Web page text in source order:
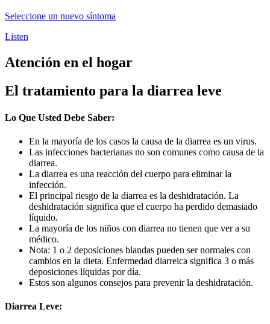
Seleccione un nuevo síntoma
Listen
Atención en el hogar
El tratamiento para la diarrea leve
Lo Que Usted Debe Saber:
En la mayoría de los casos la causa de la diarrea es un virus.
Las infecciones bacterianas no son comunes como causa de la
diarrea.
La diarrea es una reacción del cuerpo para eliminar la
infección.
El principal riesgo de la diarrea es la deshidratación. La
deshidratación significa que el cuerpo ha perdido demasiado
líquido.
La mayoría de los niños con diarrea no tienen que ver a su
médico.
Nota: 1 o 2 deposiciones blandas pueden ser normales con
cambios en la dieta. Enfermedad diarreica significa 3 o más
deposiciones líquidas por día.
Estos son algunos consejos para prevenir la deshidratación.
Diarrea Leve: